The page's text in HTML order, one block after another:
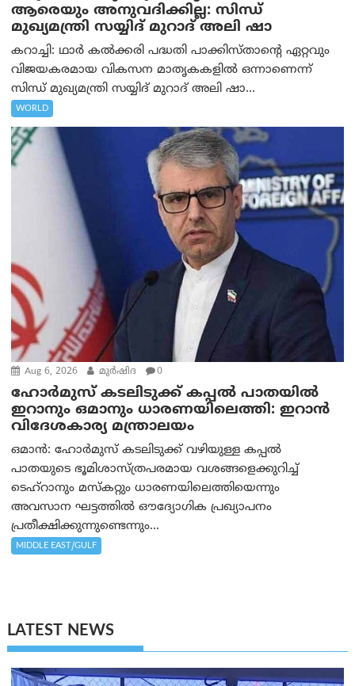
ആരെയും അനുവദിക്കില്ല: സിന്ധ്
മുഖ്യമന്ത്രി സയ്യിദ് മുറാദ് അലി ഷാ
കറാച്ചി: ഥാർ കൽക്കരി പദ്ധതി പാക്കിസ്താന്റെ ഏറ്റവും
വിജയകരമായ വികസന മാതൃകകളിൽ ഒന്നാണെന്ന്
സിന്ധ് മുഖ്യമന്ത്രി സയ്യിദ് മുറാദ് അലി ഷാ...
WORLD
Aug 6, 2026 മുര്‍ഷിദ 0
ഹോർമുസ് കടലിടുക്ക് കപ്പൽ പാതയിൽ
ഇറാനും ഒമാനും ധാരണയിലെത്തി: ഇറാൻ
വിദേശകാര്യ മന്ത്രാലയം
ഒമാന്‍: ഹോർമുസ് കടലിടുക്ക് വഴിയുള്ള കപ്പൽ
പാതയുടെ ഭൂമിശാസ്ത്രപരമായ വശങ്ങളെക്കുറിച്ച്
ടെഹ്‌റാനും മസ്‌കറ്റും ധാരണയിലെത്തിയെന്നും
അവസാന ഘട്ടത്തിൽ ഔദ്യോഗിക പ്രഖ്യാപനം
പ്രതീക്ഷിക്കുന്നുണ്ടെന്നും...
MIDDLE EAST/GULF
LATEST NEWS